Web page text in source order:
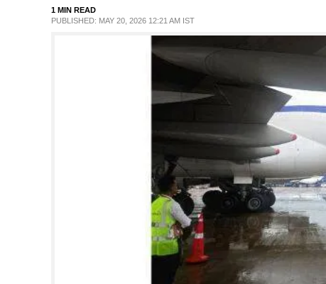
1 MIN READ
PUBLISHED: MAY 20, 2026 12:21 AM IST